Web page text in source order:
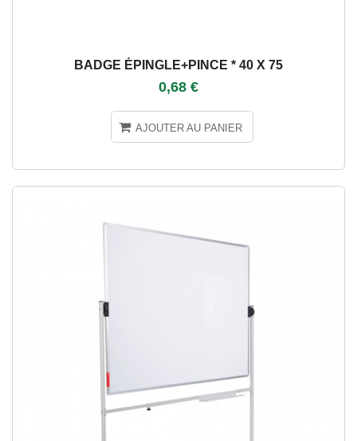
BADGE ÉPINGLE+PINCE * 40 X 75
0,68 €
AJOUTER AU PANIER